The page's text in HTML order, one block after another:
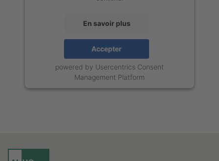
En savoir plus
Accepter
powered by Usercentrics Consent
Management Platform